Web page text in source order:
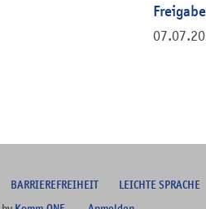
BARRIEREFREIHEIT L EICHTE SPRACHE